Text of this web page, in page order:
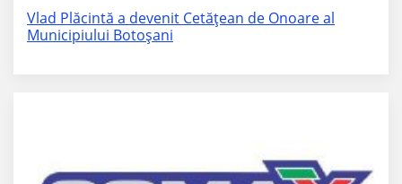
Vlad Plăcintă a devenit Cetăţean de Onoare al
Municipiului Botoşani